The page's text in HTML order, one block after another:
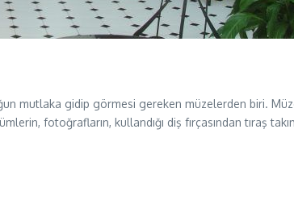
mutlaka gidip görmesi gereken müzelerden biri.
fotoğrafların, kullandığı diş fırçasından tıraş